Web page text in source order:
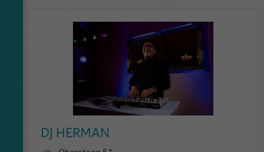
DJ HERMAN